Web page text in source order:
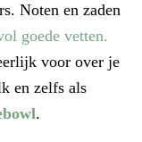
Noten en zaden
goede vetten.
voor over je
en zelfs als
.